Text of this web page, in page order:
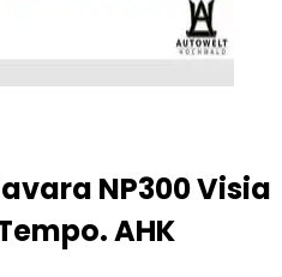
NP300 Visia
AHK